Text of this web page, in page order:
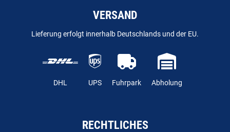
VERSAND
Lieferung erfolgt innerhalb Deutschlands und der EU.
DHL UPS Fuhrpark Abholung
RECHTLICHES